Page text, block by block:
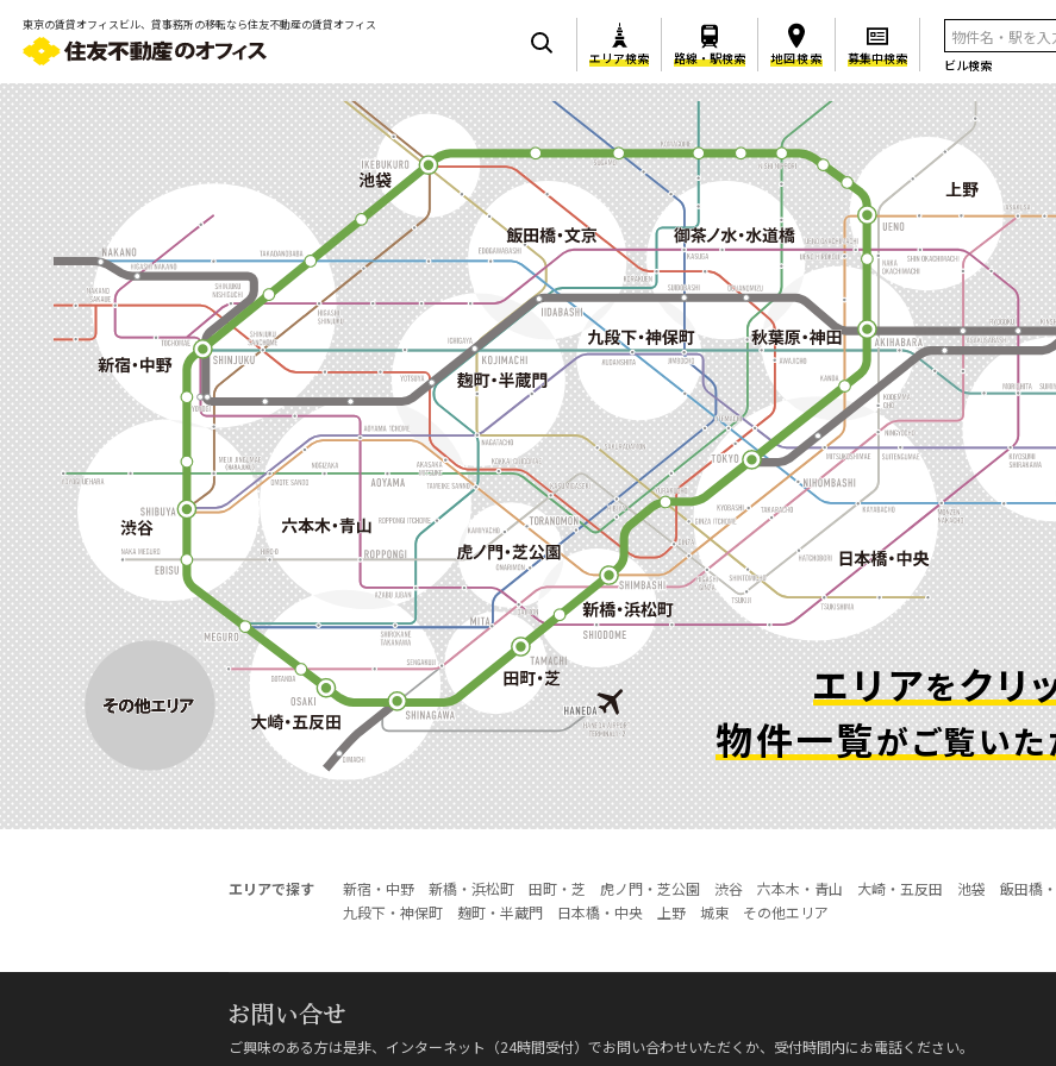
東京の賃貸オフィスビル、貸事務所の移転なら住友不動産の賃貸オフィス
エリア検索 路線・駅検索 地図検索 募集中検索 ビル検索
エリアをクリ
物件一覧がご覧いた
エリアで探す 新宿・中野 新橋・浜松町 田町・芝 虎ノ門・芝公園 渋谷 六本木・青山 大崎・五反田 池袋 飯田橋
九段下・神保町
麹町・半蔵門 日本橋・中央 上野 城東 その他エリア
ご興味のある方は是非、インターネット（24時間受付）でお問い合わせいただくか、受付時間内にお電話ください。